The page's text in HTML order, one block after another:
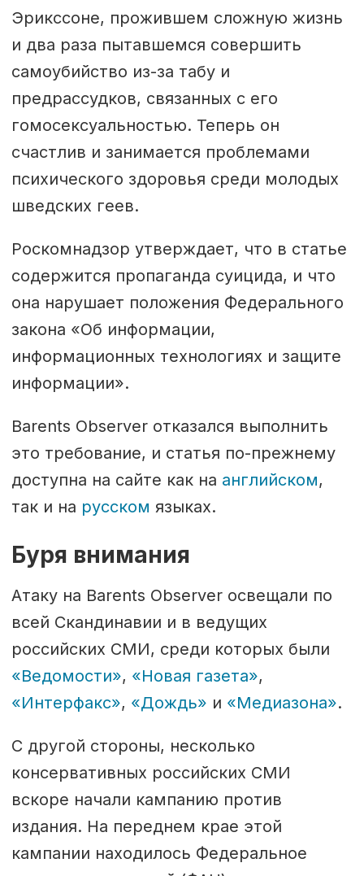
Эрикссоне, прожившем сложную жизнь
и два раза пытавшемся совершить
самоубийство из-за табу и
предрассудков, связанных с его
гомосексуальностью. Теперь он
счастлив и занимается проблемами
психического здоровья среди молодых
шведских геев.
Роскомнадзор утверждает, что в статье
содержится пропаганда суицида, и что
она нарушает положения Федерального
закона «Об информации,
информационных технологиях и защите
информации».
Barents Observer отказался выполнить
это требование, и статья по-прежнему
доступна на сайте как на английском,
так и на русском языках.
Буря внимания
Атаку на Barents Observer освещали по
всей Скандинавии и в ведущих
российских СМИ, среди которых были
«Ведомости», «Новая газета»,
«Интерфакс», «Дождь» и «Медиазона».
С другой стороны, несколько
консервативных российских СМИ
вскоре начали кампанию против
издания. На переднем крае этой
кампании находилось Федеральное